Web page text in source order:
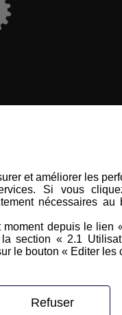
adaptés à tous
et options
et
Flexibilité et réactivité
et améliorer les
Si vous
nécessaires
moment depuis le
section « 2.1
le bouton « Editer les
Refuser